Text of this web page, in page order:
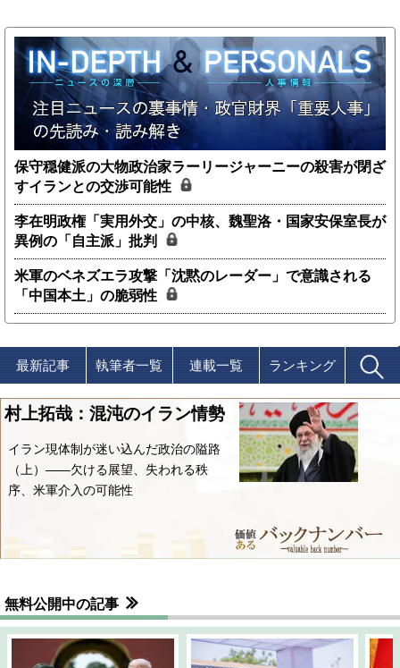
保守穏健派の大物政治家ラーリージャーニーの殺害が閉ざ
すイランとの交渉可能性
李在明政権「実用外交」の中核、魏聖洛・国家安保室長が
異例の「自主派」批判
米軍のベネズエラ攻撃「沈黙のレーダー」で意識される
「中国本土」の脆弱性
最新記事 執筆者一覧 連載一覧 ランキング
村上拓哉：混沌のイラン情勢
イラン現体制が迷い込んだ政治の隘路
（上）――欠ける展望、失われる秩
序、米軍介入の可能性
無料公開中の記事